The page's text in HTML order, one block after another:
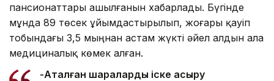
пансионаттары ашылғанын хабарлады. Бүгінде
мұнда 89 төсек ұйымдастырылып, жоғары қауіп
тобындағы 3,5 мыңнан астам жүкті әйел алдын ала
медициналық көмек алған.
-Аталған шараларды іске асыру